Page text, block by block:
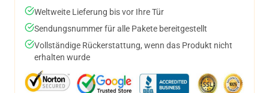
Weltweite Lieferung bis vor Ihre Tür
Sendungsnummer für alle Pakete bereitgestellt
Vollständige Rückerstattung, wenn das Produkt nicht
erhalten wurde